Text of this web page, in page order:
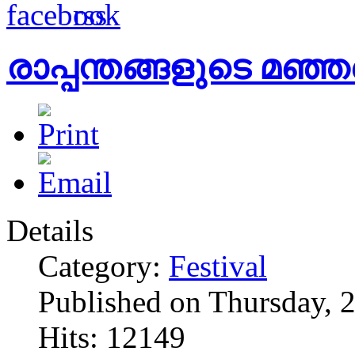
രാപ്പന്തങ്ങളുടെ
Details
Category: Festival
Published on Thursday,
Hits: 12149